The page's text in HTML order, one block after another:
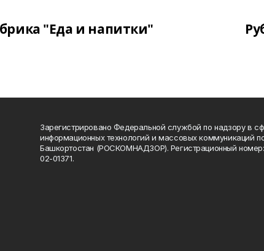
"Еда и напитки"
Зарегистрировано Федеральной службой по надзору в
информационных технологий и массовых коммуникаций
Башкортостан (РОСКОМНАДЗОР). Регистрационный
02-01371.